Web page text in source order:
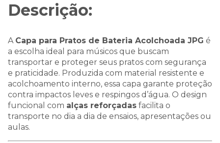
Descrição:
A Capa para Pratos de Bateria Acolchoada JPG é
a escolha ideal para músicos que buscam
transportar e proteger seus pratos com segurança
e praticidade. Produzida com material resistente e
acolchoamento interno, essa capa garante proteção
contra impactos leves e respingos d’água. O design
funcional com alças reforçadas facilita o
transporte no dia a dia de ensaios, apresentações ou
aulas.